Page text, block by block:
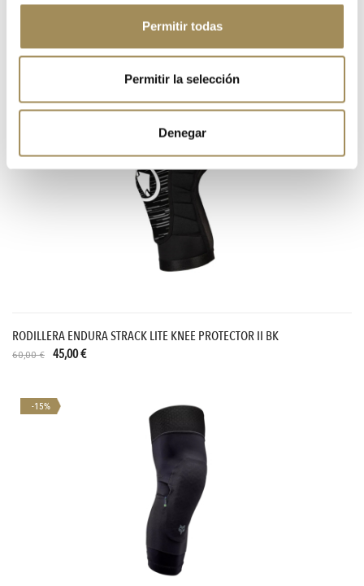
Permitir todas
Permitir la selección
Denegar
RODILLERA ENDURA STRACK LITE KNEE PROTECT FLUOR
60,00 € 42,00 €
-25%
RODILLERA ENDURA STRACK LITE KNEE PROTECTOR II BK
60,00 € 45,00 €
-15%